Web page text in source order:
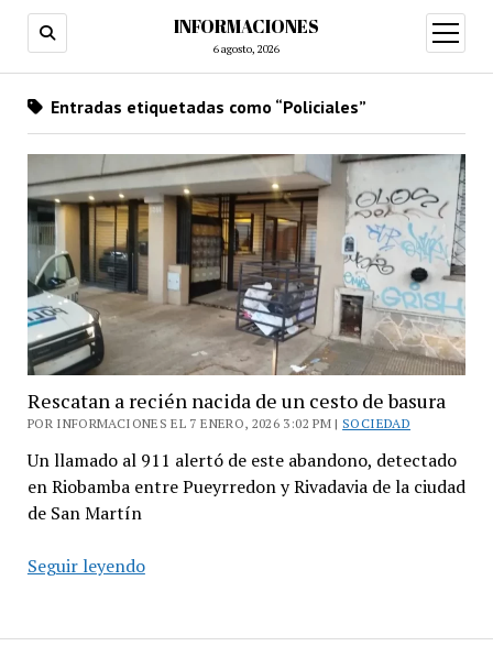
INFORMACIONES
6 agosto, 2026
abrir
menú
Entradas etiquetadas como “Policiales”
Rescatan a recién nacida de un cesto de basura
POR INFORMACIONES EL 7 ENERO, 2026 3:02 PM | SOCIEDAD
Un llamado al 911 alertó de este abandono, detectado
en Riobamba entre Pueyrredon y Rivadavia de la ciudad
de San Martín
Seguir leyendoRescatan
nacida